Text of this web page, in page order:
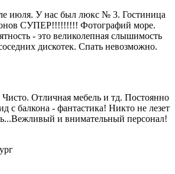
июля. У нас был люкс № 3. Гостиница
СУПЕР!!!!!!!!! Фотографий море.
- это великолепная слышимость
дискотек. Спать невозможно.
Отличная мебель и тд. Постоянно
с балкона - фантастика! Никто не лезет
и внимательный персонал!